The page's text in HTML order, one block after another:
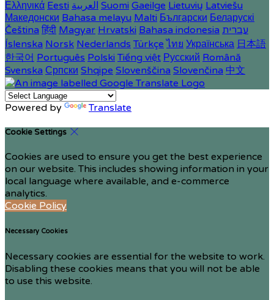
Ελληνικά Eesti العربية Suomi Gaeilge Lietuvių Latviešu
Македонски Bahasa melayu Malti Български Беларускі
Čeština हिंदी Magyar Hrvatski Bahasa indonesia עברית
Íslenska Norsk Nederlands Türkçe ไทย Українська 日本語
한국어 Português Polski Tiếng việt Русский Română
Svenska Српски Shqipe Slovenščina Slovenčina 中文
Powered by Translate
Cookie Settings
Cookies are used to ensure you get the best experience
on our website. This includes showing information in your
local language where available, and e-commerce
analytics.
Cookie Policy
Necessary Cookies
Necessary cookies are essential for the website to work.
Disabling these cookies means that you will not be able
to use this website.